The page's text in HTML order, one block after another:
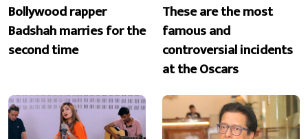
Bollywood rapper
Badshah marries for the
second time
These are the most
famous and
controversial incidents
at the Oscars